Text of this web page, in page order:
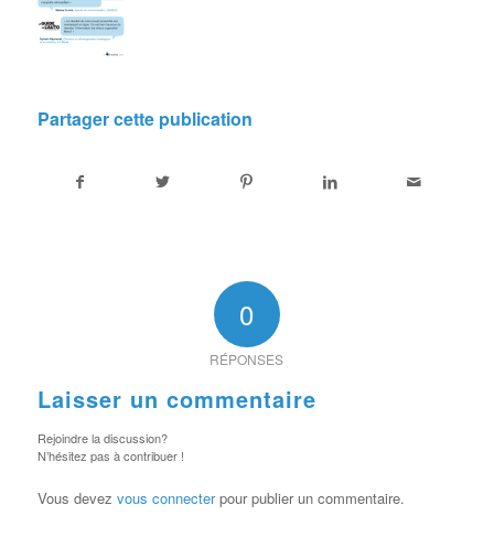
Partager cette publication
0
RÉPONSES
Laisser un commentaire
Rejoindre la discussion?
N’hésitez pas à contribuer !
Vous devez vous connecterpour publier un commentaire.